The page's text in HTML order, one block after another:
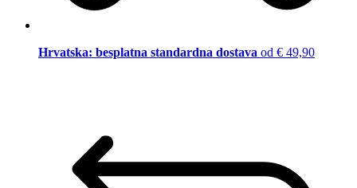
Hrvatska: besplatna standardna dostava od € 49,90